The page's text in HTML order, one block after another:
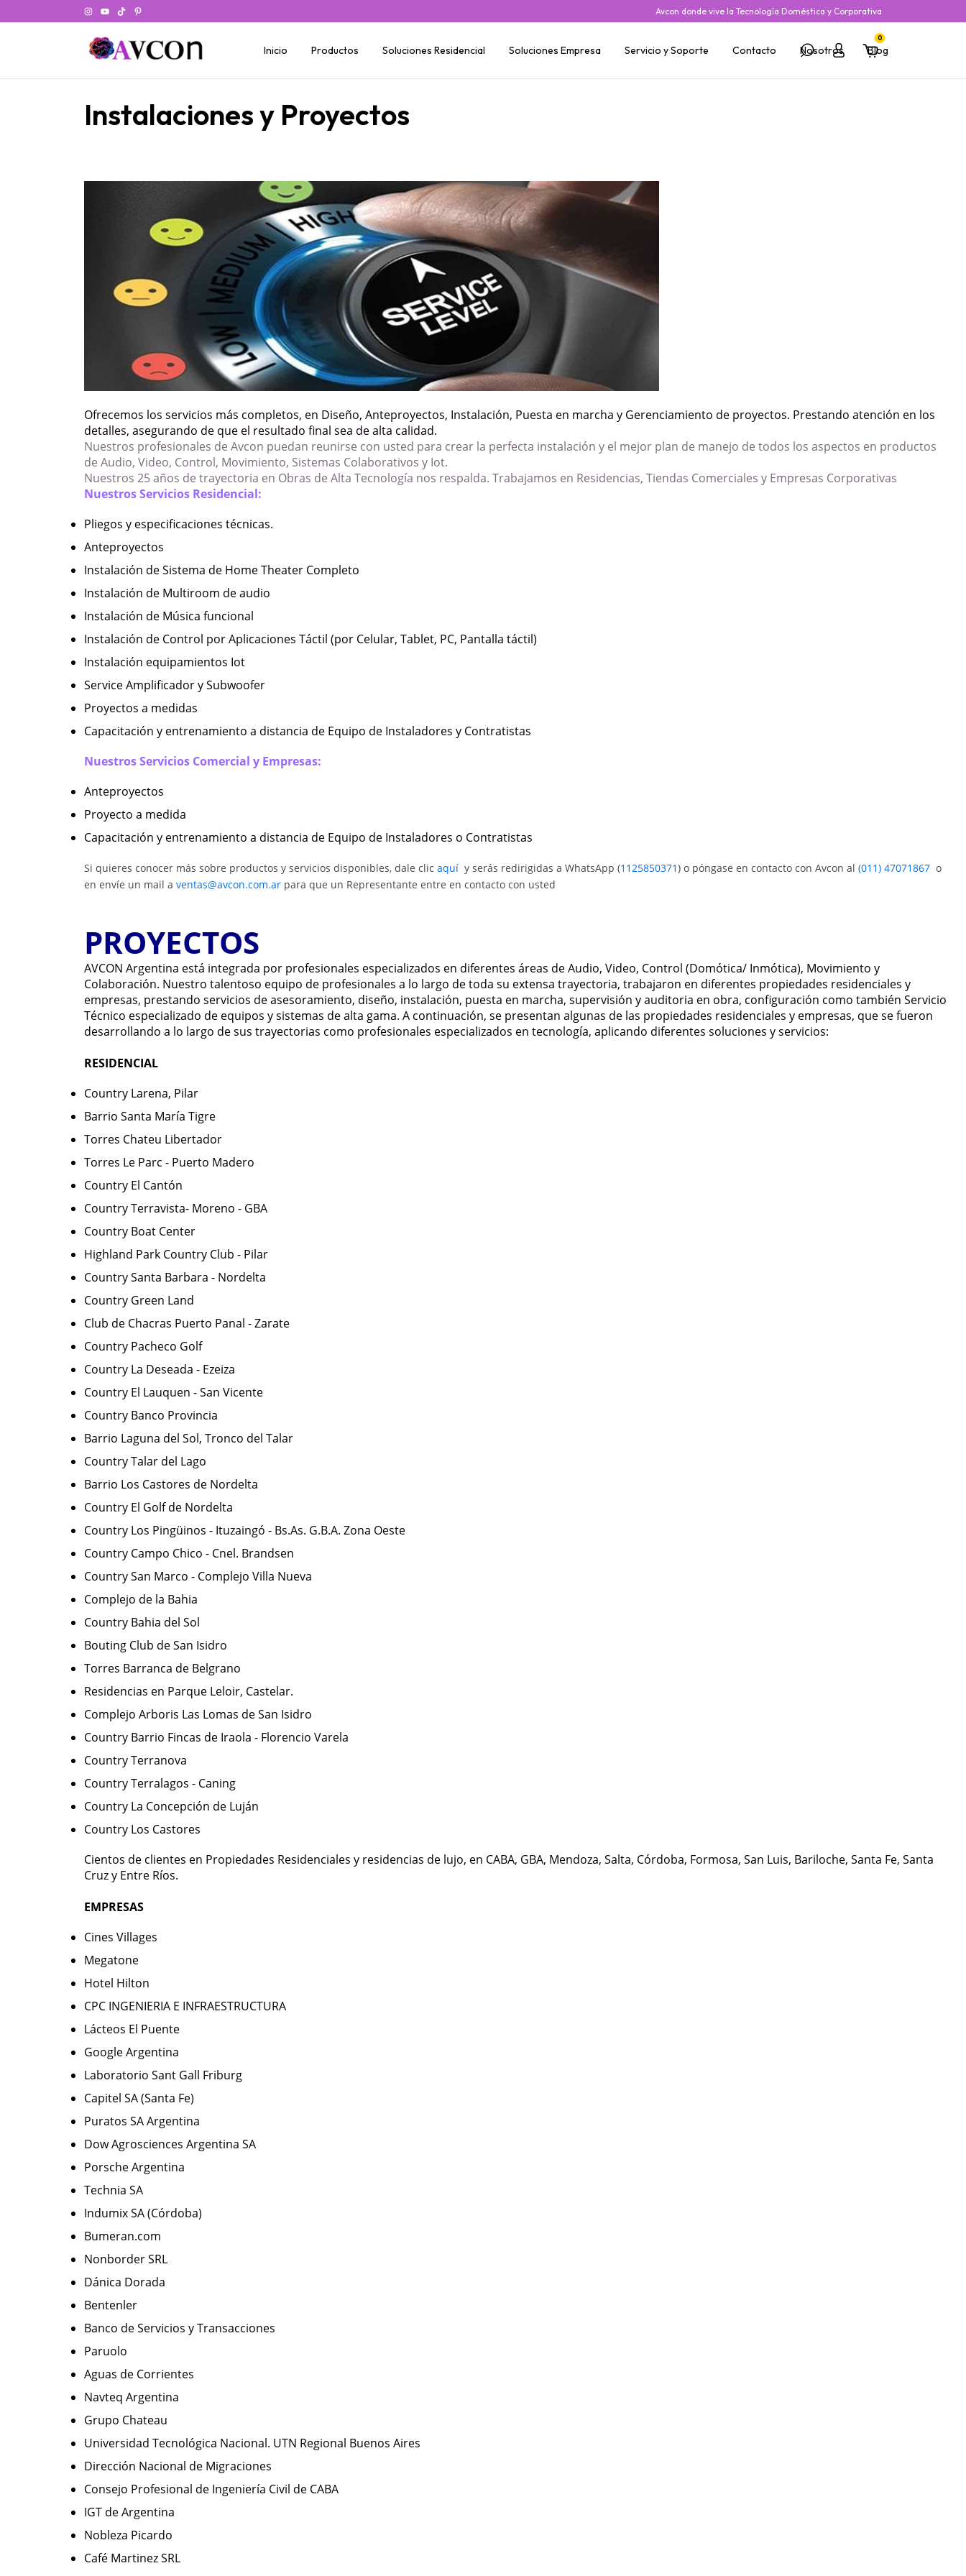
Avcon donde vive la Tecnología Doméstica y Corporativa
Inicio Productos Soluciones Residencial Soluciones Empresa Servicio y Soporte Contacto Nosotros Blog
0
Instalaciones y Proyectos
Ofrecemos los servicios más completos, en Diseño, Anteproyectos, Instalación, Puesta en marcha y Gerenciamiento de proyectos. Prestando atención en los
detalles, asegurando de que el resultado final sea de alta calidad.
Nuestros profesionales de Avcon puedan reunirse con usted para crear la perfecta instalación y el mejor plan de manejo de todos los aspectos en productos
de Audio, Video, Control, Movimiento, Sistemas Colaborativos y Iot.
Nuestros 25 años de trayectoria en Obras de Alta Tecnología nos respalda. Trabajamos en Residencias, Tiendas Comerciales y Empresas Corporativas
Nuestros Servicios Residencial:
Pliegos y especificaciones técnicas.
Anteproyectos
Instalación de Sistema de Home Theater Completo
Instalación de Multiroom de audio
Instalación de Música funcional
Instalación de Control por Aplicaciones Táctil (por Celular, Tablet, PC, Pantalla táctil)
Instalación equipamientos Iot
Service Amplificador y Subwoofer
Proyectos a medidas
Capacitación y entrenamiento a distancia de Equipo de Instaladores y Contratistas
Nuestros Servicios Comercial y Empresas:
Anteproyectos
Proyecto a medida
Capacitación y entrenamiento a distancia de Equipo de Instaladores o Contratistas
Si quieres conocer más sobre productos y servicios disponibles, dale clic aquí y serás redirigidas a WhatsApp (1125850371) o póngase en contacto con Avcon al (011) 47071867 o
en envíe un mail a ventas@avcon.com.ar para que un Representante entre en contacto con usted
PROYECTOS
AVCON Argentina está integrada por profesionales especializados en diferentes áreas de Audio, Video, Control (Domótica/ Inmótica), Movimiento y
Colaboración. Nuestro talentoso equipo de profesionales a lo largo de toda su extensa trayectoria, trabajaron en diferentes propiedades residenciales y
empresas, prestando servicios de asesoramiento, diseño, instalación, puesta en marcha, supervisión y auditoria en obra, configuración como también Servicio
Técnico especializado de equipos y sistemas de alta gama. A continuación, se presentan algunas de las propiedades residenciales y empresas, que se fueron
desarrollando a lo largo de sus trayectorias como profesionales especializados en tecnología, aplicando diferentes soluciones y servicios:
RESIDENCIAL
Country Larena, Pilar
Barrio Santa María Tigre
Torres Chateu Libertador
Torres Le Parc - Puerto Madero
Country El Cantón
Country Terravista- Moreno - GBA
Country Boat Center
Highland Park Country Club - Pilar
Country Santa Barbara - Nordelta
Country Green Land
Club de Chacras Puerto Panal - Zarate
Country Pacheco Golf
Country La Deseada - Ezeiza
Country El Lauquen - San Vicente
Country Banco Provincia
Barrio Laguna del Sol, Tronco del Talar
Country Talar del Lago
Barrio Los Castores de Nordelta
Country El Golf de Nordelta
Country Los Pingüinos - Ituzaingó - Bs.As. G.B.A. Zona Oeste
Country Campo Chico - Cnel. Brandsen
Country San Marco - Complejo Villa Nueva
Complejo de la Bahia
Country Bahia del Sol
Bouting Club de San Isidro
Torres Barranca de Belgrano
Residencias en Parque Leloir, Castelar.
Complejo Arboris Las Lomas de San Isidro
Country Barrio Fincas de Iraola - Florencio Varela
Country Terranova
Country Terralagos - Caning
Country La Concepción de Luján
Country Los Castores
Cientos de clientes en Propiedades Residenciales y residencias de lujo, en CABA, GBA, Mendoza, Salta, Córdoba, Formosa, San Luis, Bariloche, Santa Fe, Santa
Cruz y Entre Ríos.
EMPRESAS
Cines Villages
Megatone
Hotel Hilton
CPC INGENIERIA E INFRAESTRUCTURA
Lácteos El Puente
Google Argentina
Laboratorio Sant Gall Friburg
Capitel SA (Santa Fe)
Puratos SA Argentina
Dow Agrosciences Argentina SA
Porsche Argentina
Technia SA
Indumix SA (Córdoba)
Bumeran.com
Nonborder SRL
Dánica Dorada
Bentenler
Banco de Servicios y Transacciones
Paruolo
Aguas de Corrientes
Navteq Argentina
Grupo Chateau
Universidad Tecnológica Nacional. UTN Regional Buenos Aires
Dirección Nacional de Migraciones
Consejo Profesional de Ingeniería Civil de CABA
IGT de Argentina
Nobleza Picardo
Café Martinez SRL